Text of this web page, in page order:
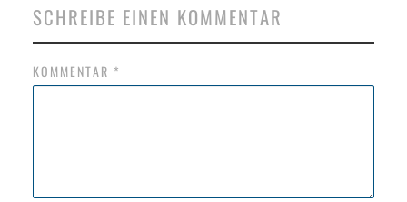
SCHREIBE EINEN KOMMENTAR
KOMMENTAR *